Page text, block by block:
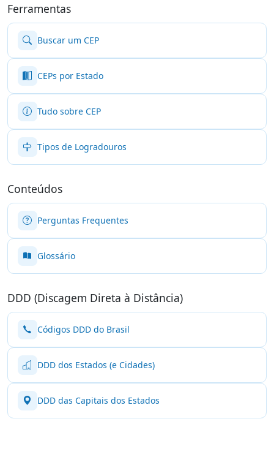
Ferramentas
Buscar um CEP
CEPs por Estado
Tudo sobre CEP
Tipos de Logradouros
Conteúdos
Perguntas Frequentes
Glossário
DDD (Discagem Direta à Distância)
Códigos DDD do Brasil
DDD dos Estados (e Cidades)
DDD das Capitais dos Estados